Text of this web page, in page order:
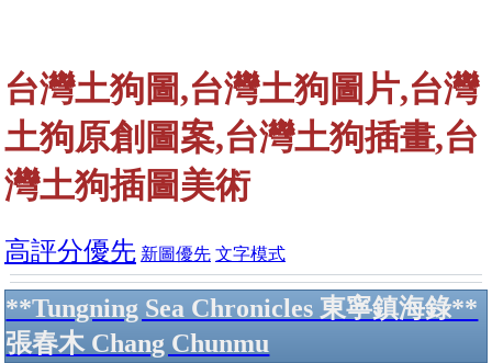
台灣土狗圖,台灣土狗圖片,台灣
土狗原創圖案,台灣土狗插畫,台
灣土狗插圖美術
高評分優先 新圖優先 文字模式
**Tungning Sea Chronicles 東寧鎮海錄**
張春木 Chang Chunmu